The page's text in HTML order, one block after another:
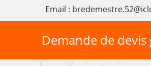
Email :
Demande de